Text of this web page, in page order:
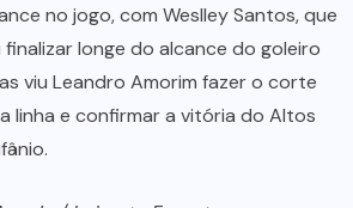
no jogo, com Weslley Santos, que
finalizar longe do alcance do goleiro
viu Leandro Amorim fazer o corte
linha e confirmar a vitória do Altos